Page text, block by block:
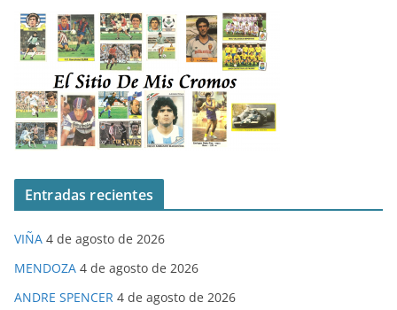
Entradas recientes
VIÑA 4 de agosto de 2026
MENDOZA 4 de agosto de 2026
ANDRE SPENCER 4 de agosto de 2026